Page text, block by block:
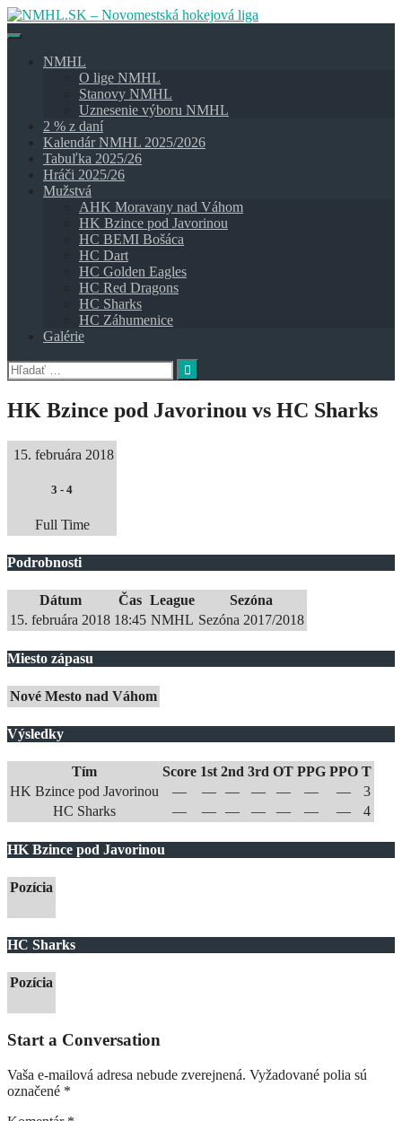
Skip
to
NMHL
O lige NMHL
Stanovy NMHL
Uznesenie výboru NMHL
2 % z daní
Kalendár NMHL 2025/2026
Tabuľka 2025/26
Hráči 2025/26
Mužstvá
AHK Moravany nad Váhom
HK Bzince pod Javorinou
HC BEMI Bošáca
HC Dart
HC Golden Eagles
HC Red Dragons
HC Sharks
HC Záhumenice
Galérie
Hľadať:
HK Bzince pod Javorinou vs HC Sharks
15. februára 2018
3 - 4
Full Time
Podrobnosti
Dátum Čas League
Sezóna
15. februára 2018 18:45 NMHL Sezóna 2017/2018
Miesto zápasu
Nové Mesto nad Váhom
Výsledky
Tím Score 1st 2nd 3rd OT PPG PPO T
HK Bzince pod Javorinou
— — — — — — —
3
HC Sharks
— — — — — — — 4
HK Bzince pod Javorinou
Pozícia
HC Sharks
Pozícia
Start a Conversation
Vaša e-mailová adresa nebude zverejnená. Vyžadované polia sú
označené *